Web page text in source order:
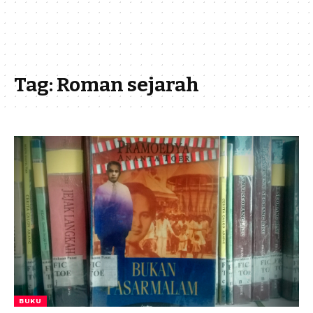
Tag:Roman sejarah
BUKU